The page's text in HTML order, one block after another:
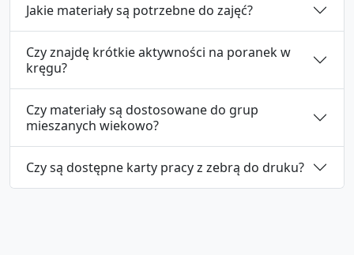
Jakie materiały są potrzebne do zajęć?
Czy znajdę krótkie aktywności na poranek w
kręgu?
Czy materiały są dostosowane do grup
mieszanych wiekowo?
Czy są dostępne karty pracy z zebrą do druku?